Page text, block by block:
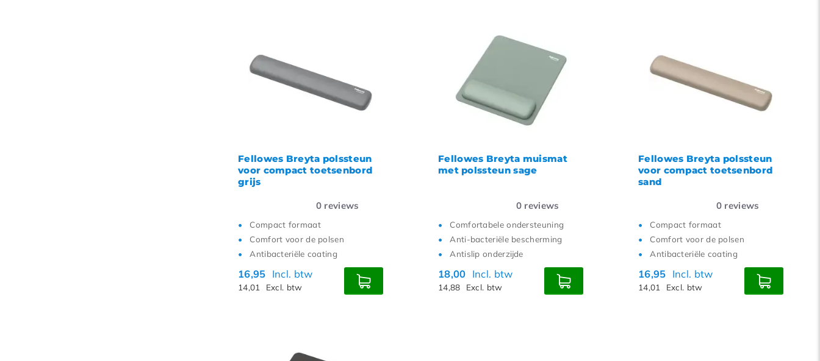
Fellowes Breyta polssteun
voor compact toetsenbord
grijs
0 reviews
Compact formaat
Comfort voor de polsen
Antibacteriële coating
16,95 Incl. btw
14,01 Excl. btw
Fellowes Breyta muismat
met polssteun sage
0 reviews
Comfortabele ondersteuning
Anti-bacteriële bescherming
Antislip onderzijde
18,00 Incl. btw
14,88 Excl. btw
Fellowes Breyta polssteun
voor compact toetsenbord
sand
0 reviews
Compact formaat
Comfort voor de polsen
Antibacteriële coating
16,95 Incl. btw
14,01 Excl. btw